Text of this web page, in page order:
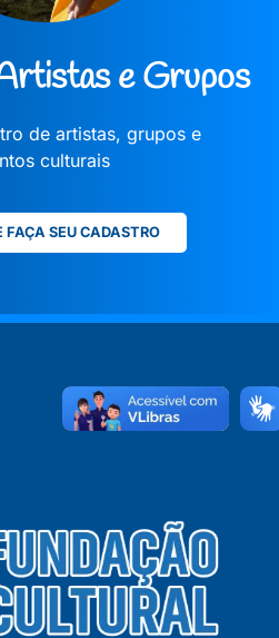
e Grupos
de artistas, grupos e
culturais
FAÇA SEU CADASTRO